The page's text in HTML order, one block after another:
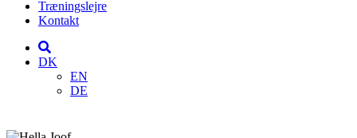
Træningslejre
Kontakt
DK
EN
DE